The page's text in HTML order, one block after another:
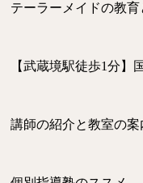
テーラーメイドの教育
【武蔵境駅徒歩1分】
講師の紹介と教室の案